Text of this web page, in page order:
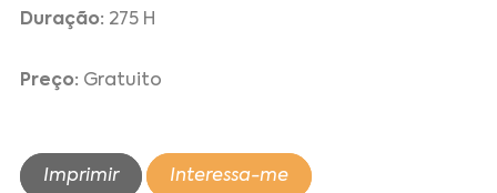
Duração: 275 H
Preço: Gratuito
Imprimir Interessa-me